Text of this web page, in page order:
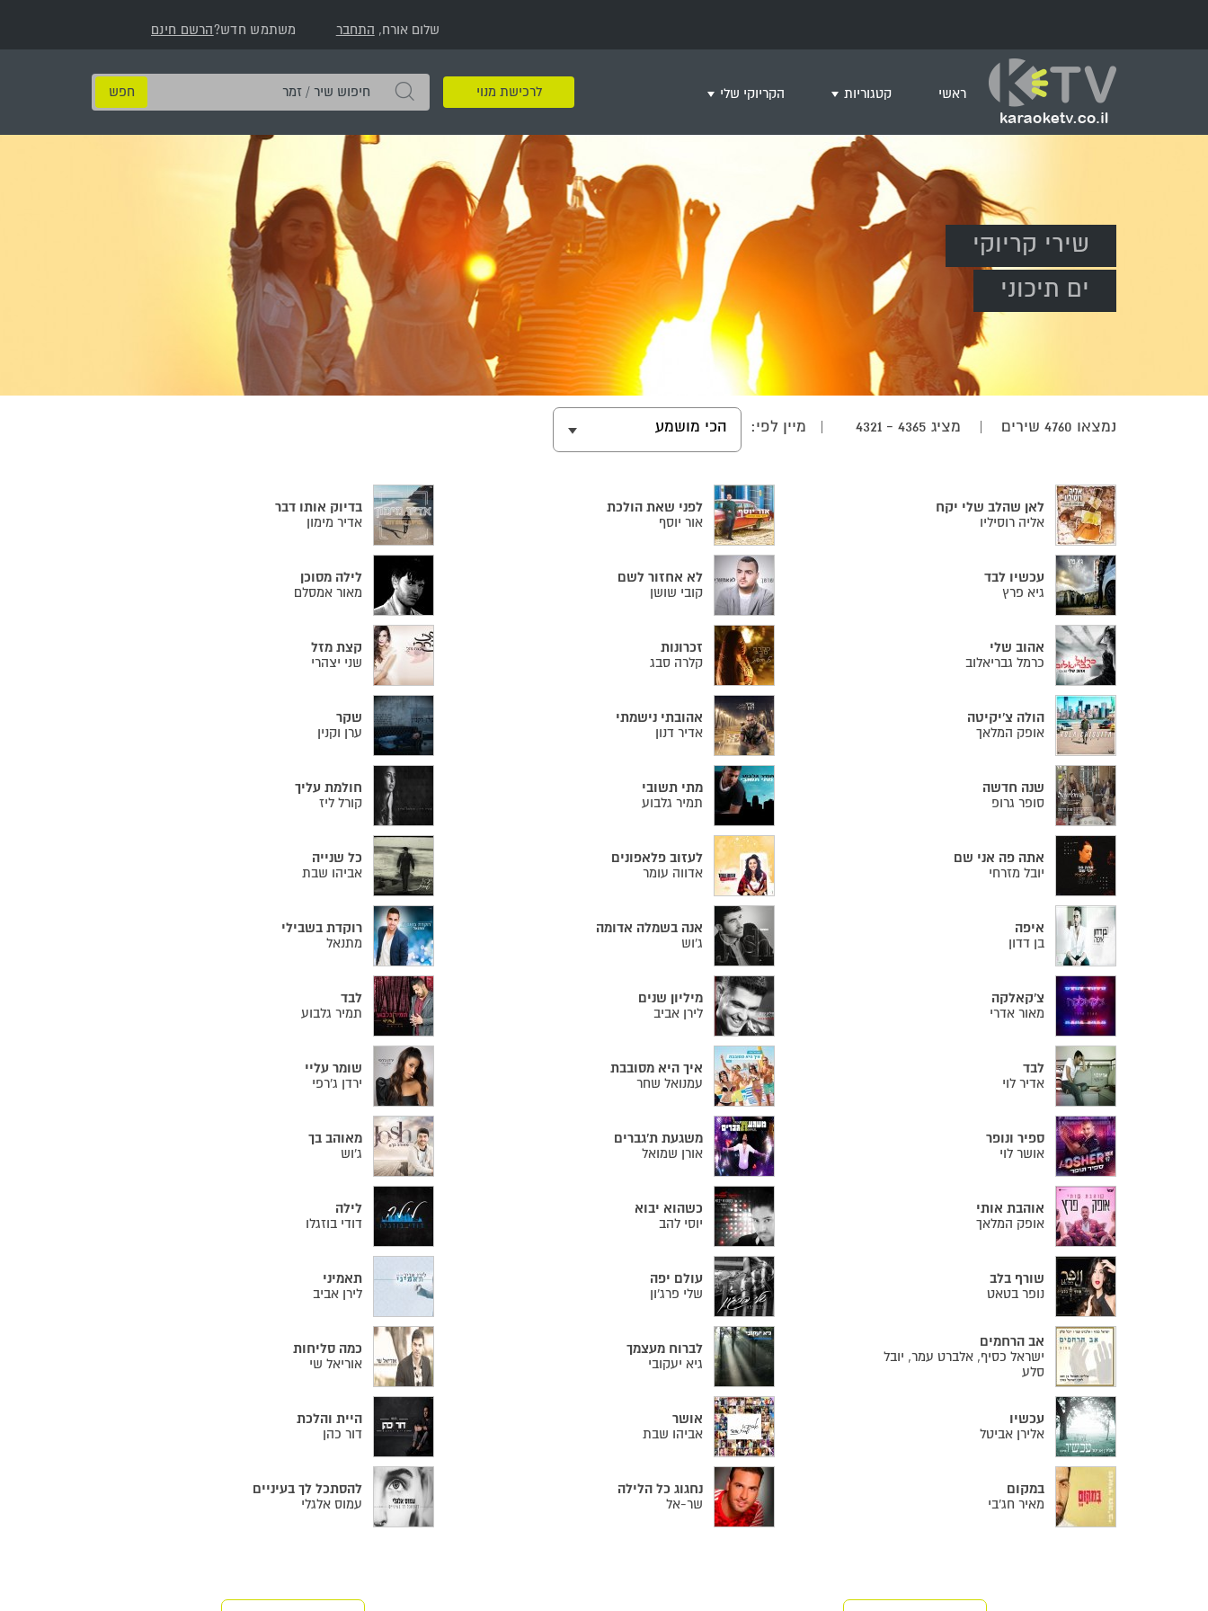
שלום אורח, התחבר משתמש חדש?הרשם חינם
ראשי קטגוריות
שירים לצפייה בחינם
חדש בקריוקי
המבוקשים ביותר
ים תיכוני
שירי רוק/פופ
היפ הופ
שירי אירוויזיון
שרים בשניים
שירי דת
מחרוזות
שירים מסרטים וסדרות
שירי ירושלים
מסיבת רווקות
שירי יום הזיכרון
שירי ילדים
שירי קטנטנים
שירי להקות צבאיות
שירי ריקודי עם
מסיבה מזרחית
רמיקס
שירי חג ומועד
שירי יום הולדת
משחקי קריוקי
הקריוקי שלי
+ צור רשימת השמעה חדשה
לרכישת מנוי
חיפוש
שיר
/
שירי קריוקי
ים תיכוני
נמצאו 4760 שירים מציג 4321 - 4365 מיין לפי: הכי מושמע
לאן שהלב שלי יקח
אליה רוסיליו
עכשיו לבד
גיא פרץ
אהוב שלי
כרמל גבריאלוב
הולה צ'יקיטה
אופק המלאך
שנה חדשה
סופר גרופ
אתה פה אני שם
יובל מזרחי
איפה
בן דדון
צ'קאלקה
מאור אדרי
לבד
אדיר לוי
ספיר ונופר
אושר לוי
אוהבת אותי
אופק המלאך
שורף בלב
נופר בטאט
אב הרחמים
ישראל כסיף, אלברט עמר, יובל
סלע
עכשיו
אלירן אביטל
במקום
מאיר חג'בי
לפני שאת הולכת
אור יוסף
לא אחזור לשם
קובי שושן
זכרונות
קלרה סבג
אהובתי נישמתי
אדיר דנון
מתי תשובי
תמיר גלבוע
לעזוב פלאפונים
אדווה עומר
אנה בשמלה אדומה
ג'וש
מיליון שנים
לירן אביב
איך היא מסובבת
עמנואל שחר
משגעת ת'גברים
אורן שמואל
כשהוא יבוא
יוסי להב
עולם יפה
שלי פרג'ון
לברוח מעצמך
גיא יעקובי
אושר
אביהו שבת
נחגוג כל הלילה
שר-אל
בדיוק אותו דבר
אדיר מימון
לילה מסוכן
מאור אמסלם
קצת מזל
שני יצהרי
שקר
ערן וקנין
חולמת עליך
קורל ליז
כל שנייה
אביהו שבת
רוקדת בשבילי
מתנאל
לבד
תמיר גלבוע
שומר עליי
ירדן ג'רפי
מאוהב בך
ג'וש
לילה
דודי בוזגלו
תאמיני
לירן אביב
כמה סליחות
אוריאל שי
היית והלכת
דור כהן
להסתכל לך בעיניים
עמוס אלגלי